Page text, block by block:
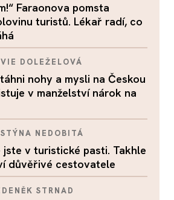
Faraonova pomsta
turistů. Lékař radí, co
DOLEŽELOVÁ
nohy a mysli na Českou
v manželství nárok na
NEDOBITÁ
jste v turistické pasti. Takhle
důvěřivé cestovatele
STRNAD